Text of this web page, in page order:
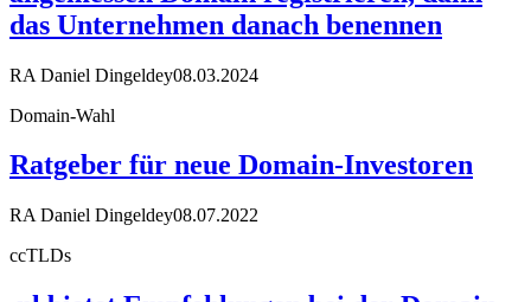
das Unternehmen danach benennen
RA Daniel Dingeldey08.03.2024
Domain-Wahl
Ratgeber für neue Domain-Investoren
RA Daniel Dingeldey08.07.2022
ccTLDs